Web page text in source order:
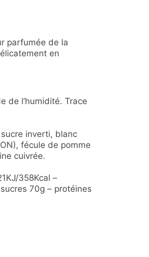
parfumée de la
en
de l’humidité. Trace
inverti, blanc
fécule de pomme
cuivrée.
358Kcal –
70g – protéines